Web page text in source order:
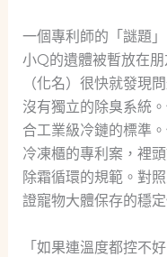
一個專利師的「謎題
小Q的遺體被暫放在
（化名）很快就發現
沒有獨立的除臭系統
合工業級冷鏈的標準
冷凍櫃的專利案，裡
除霜循環的規範。對
證寵物大體保存的穩定
「如果連溫度都控不